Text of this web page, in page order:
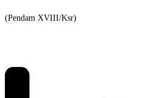
(Pendam XVIII/Ksr)